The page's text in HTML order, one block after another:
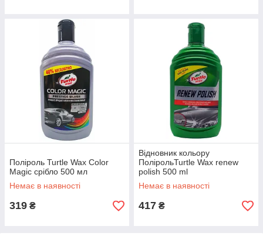
Поліроль Turtle Wax Color
Magic срібло 500 мл
Немає в наявності
319 ₴
Відновник кольору
ПолірольTurtle Wax renew
polish 500 ml
Немає в наявності
417 ₴